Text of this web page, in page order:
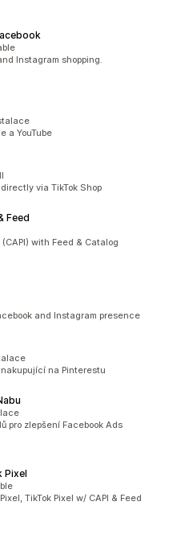
Instagram shopping.
a YouTube
via TikTok Shop
Feed
with Feed & Catalog
and Instagram presence
na Pinterestu
pro zlepšení Facebook Ads
Pixel
TikTok Pixel w/ CAPI & Feed